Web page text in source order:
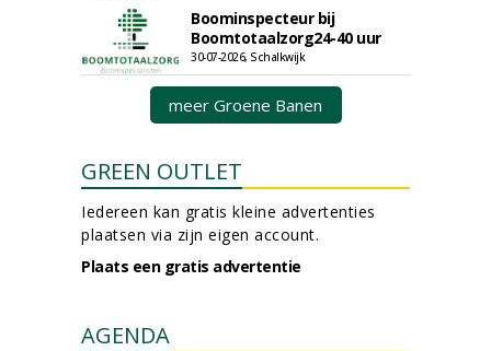
Boominspecteur bij
Boomtotaalzorg24-40 uur
30-07-2026, Schalkwijk
meer Groene Banen
GREEN OUTLET
Iedereen kan gratis kleine advertenties
plaatsen via zijn eigen account.
Plaats een gratis advertentie
AGENDA